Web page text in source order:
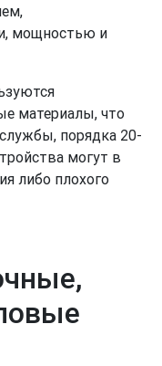
мощностью и
материалы, что
порядка 20-
могут в
либо плохого